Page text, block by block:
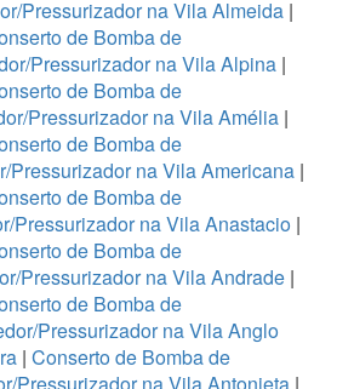
Pressurizador na Vila Almeida |
de Bomba de
Pressurizador na Vila Alpina |
de Bomba de
Pressurizador na Vila Amélia |
de Bomba de
Pressurizador na Vila Americana |
de Bomba de
Pressurizador na Vila Anastacio |
de Bomba de
Pressurizador na Vila Andrade |
de Bomba de
Pressurizador na Vila Anglo
| Conserto de Bomba de